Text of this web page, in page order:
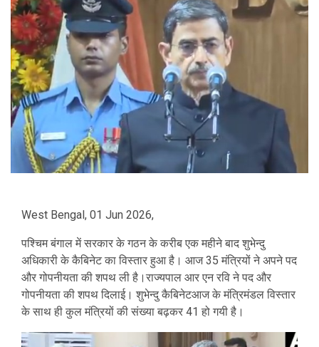
West Bengal, 01 Jun 2026,
पश्चिम बंगाल में सरकार के गठन के करीब एक महीने बाद शुभेन्दु
अधिकारी के कैबिनेट का विस्तार हुआ है। आज 35 मंत्रियों ने अपने पद
और गोपनीयता की शपथ ली है।राज्यपाल आर एन रवि ने पद और
गोपनीयता की शपथ दिलाई। शुभेन्दु कैबिनेटआज के मंत्रिमंडल विस्तार
के साथ ही कुल मंत्रियों की संख्या बढ़कर 41 हो गयी है।